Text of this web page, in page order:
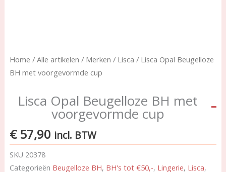
Home / Alle artikelen / Merken / Lisca / Lisca Opal Beugelloze
BH met voorgevormde cup
Lisca Opal Beugelloze BH met
voorgevormde cup
€57,90 incl. BTW
SKU 20378
Categorieën Beugelloze BH, BH's tot €50,-, Lingerie, Lisca,